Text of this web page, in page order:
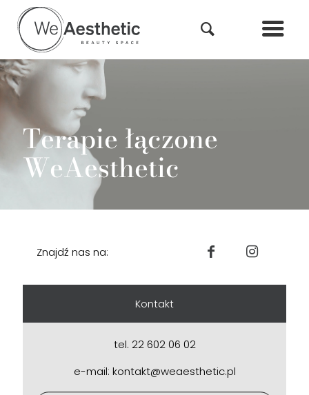
Terapie łączone
WeAesthetic
Znajdź nas na:
Kontakt
tel. 22 602 06 02
e-mail: kontakt@weaesthetic.pl